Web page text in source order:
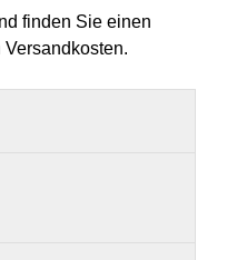
finden Sie einen